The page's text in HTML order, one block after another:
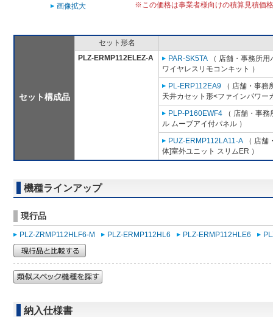
画像拡大
※この価格は事業者様向けの積算見積価
セット構成品
セット形名
PLZ-ERMP112ELEZ-A
PAR-SK5TA （ 店舗・事務所
ワイヤレスリモコンキット ）
PL-ERP112EA9 （ 店舗・事務
天井カセット形<ファインパワー
PLP-P160EWF4 （ 店舗・事
ル ムーブアイ付パネル ）
PUZ-ERMP112LA11-A （ 店舗
体]室外ユニット スリムER ）
機種ラインアップ
現行品
PLZ-ZRMP112HLF6-M PLZ-ERMP112HL6 PLZ-ERMP112HLE6
納入仕様書